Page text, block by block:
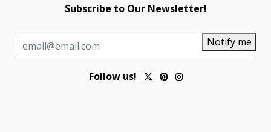
Subscribe to Our Newsletter!
Notify me
Follow us!